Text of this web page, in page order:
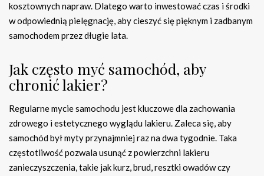
kosztownych napraw. Dlatego warto inwestować czas i środki
w odpowiednią pielęgnację, aby cieszyć się pięknym i zadbanym
samochodem przez długie lata.
Jak często myć samochód, aby
chronić lakier?
Regularne mycie samochodu jest kluczowe dla zachowania
zdrowego i estetycznego wyglądu lakieru. Zaleca się, aby
samochód był myty przynajmniej raz na dwa tygodnie. Taka
częstotliwość pozwala usunąć z powierzchni lakieru
zanieczyszczenia, takie jak kurz, brud, resztki owadów czy